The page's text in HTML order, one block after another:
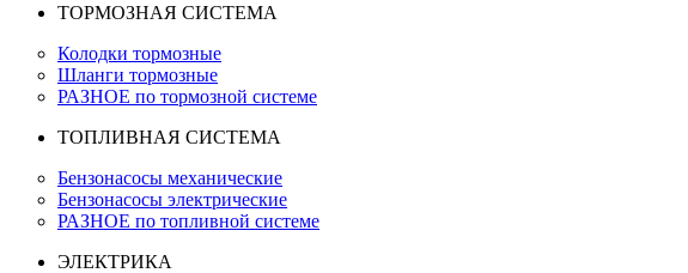
ТОРМОЗНАЯ СИСТЕМА
Колодки тормозные
Шланги тормозные
РАЗНОЕ по тормозной системе
ТОПЛИВНАЯ СИСТЕМА
Бензонасосы механические
Бензонасосы электрические
РАЗНОЕ по топливной системе
ЭЛЕКТРИКА